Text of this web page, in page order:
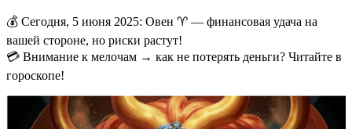
💰 Сегодня, 5 июня 2025: Овен ♈ — финансовая удача на
вашей стороне, но риски растут!
💳 Внимание к мелочам → как не потерять деньги? Читайте в
гороскопе!